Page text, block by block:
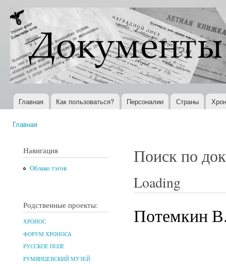
Документы
XX века
Всемирная
история в
Интернете
Главное меню
Главная Как пользоваться? Персоналии Страны
Главная
Навигация
Облако тэгов
Родственные проекты:
ХРОНОС
ФОРУМ ХРОНОСА
РУССКОЕ ПОЛЕ
РУМЯНЦЕВСКИЙ МУЗЕЙ
Поиск по
Loading
Потемкин